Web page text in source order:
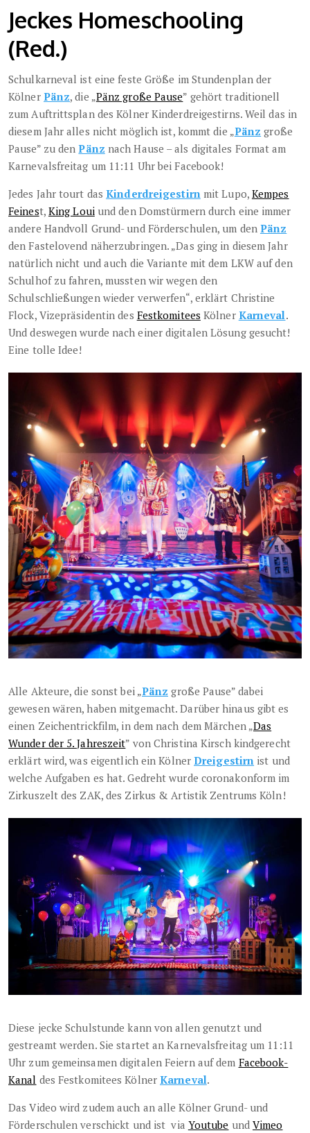
Jeckes Homeschooling
(Red.)
Schulkarneval ist eine feste Größe im Stundenplan der
Kölner Pänz, die „Pänz große Pause” gehört traditionell
zum Auftrittsplan des Kölner Kinderdreigestirns. Weil das in
diesem Jahr alles nicht möglich ist, kommt die „Pänz große
Pause” zu denPänz nach Hause – als digitales Format am
Karnevalsfreitag um 11:11 Uhr bei Facebook!
Jedes Jahr tourt dasKinderdreigestirn mit Lupo, Kempes
Feinest, King Louiund den Domstürmern durch eine immer
andere Handvoll Grund- und Förderschulen, um den Pänz
den Fastelovend näherzubringen. „Das ging in diesem Jahr
natürlich nicht und auch die Variante mit dem LKW auf den
Schulhof zu fahren, mussten wir wegen den
Schulschließungen wieder verwerfen“, erklärt Christine
Flock, Vizepräsidentin des Festkomitees Kölner Karneval.
Und deswegen wurde nach einer digitalen Lösung gesucht!
Eine tolle Idee!
Alle Akteure, die sonst bei „Pänz große Pause” dabei
gewesen wären, haben mitgemacht. Darüber hinaus gibt es
einen Zeichentrickfilm, in dem nach dem Märchen „Das
Wunder der 5. Jahreszeit” von Christina Kirsch kindgerecht
erklärt wird, was eigentlich ein KölnerDreigestirn ist und
welche Aufgaben es hat. Gedreht wurde coronakonform im
Zirkuszelt des ZAK, des Zirkus & Artistik Zentrums Köln!
Diese jecke Schulstunde kann von allen genutzt und
gestreamt werden. Sie startet an Karnevalsfreitag um 11:11
Uhr zum gemeinsamen digitalen Feiern auf dem Facebook-
Kanal des Festkomitees Kölner Karneval.
Das Video wird zudem auch an alle Kölner Grund- und
Förderschulen verschickt und ist via Youtube undVimeo